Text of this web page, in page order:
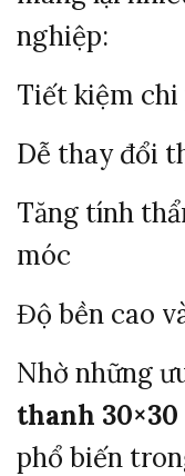
nghiệp:
Tiết kiệm chi
Dễ thay đổi
Tăng tính
móc
Độ bền cao
Nhờ những
thanh 30×30
phổ biến